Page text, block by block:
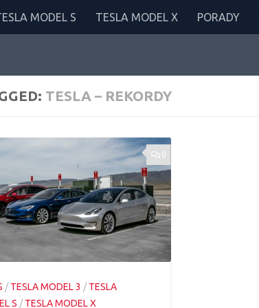
MODEL S TESLA MODEL X PORADY
TESLA – REKORDY
0
/TESLA MODEL 3 /TESLA
S /TESLA MODEL X